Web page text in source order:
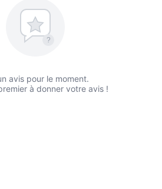
?
avis pour le moment.
à donner votre avis !